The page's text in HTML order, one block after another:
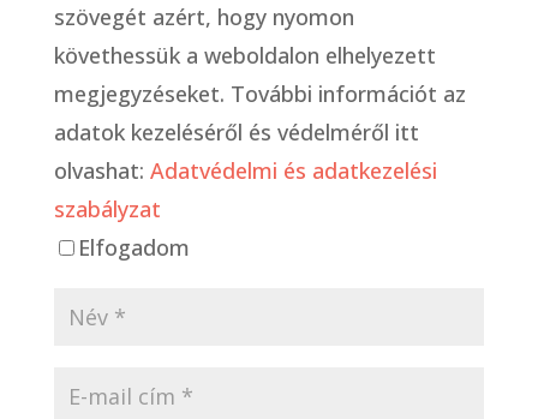
szövegét azért, hogy nyomon
követhessük a weboldalon elhelyezett
megjegyzéseket. További információt az
adatok kezeléséről és védelméről itt
olvashat: Adatvédelmi és adatkezelési
szabályzat
Elfogadom